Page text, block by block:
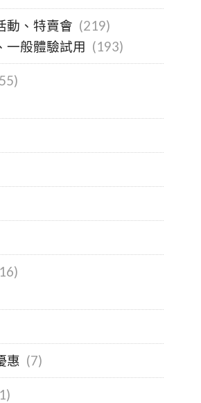
動、特賣會 (219)
一般體驗試用 (193)
惠 (7)